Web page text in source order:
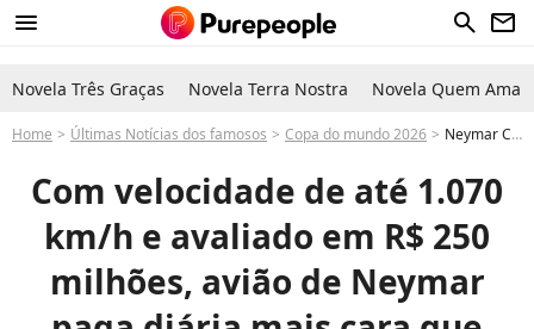
menu search newsletter
Novela Três Graças Novela Terra Nostra Novela Quem Ama
Home Últimas Notícias dos famosos Copa do mundo 2026 Neymar Copa do Mundo 2026 fortuna Avião de R$ 250 milhões atinge 1.070 km/h e paga diária de hotel de luxo em SC
Com velocidade de até 1.070
km/h e avaliado em R$ 250
milhões, avião de Neymar